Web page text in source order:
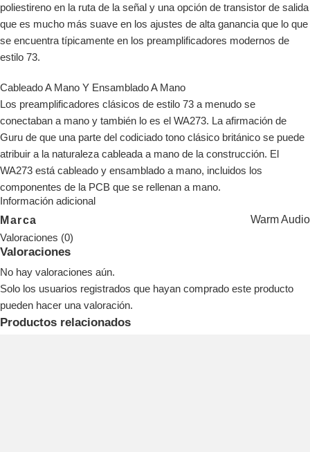
poliestireno en la ruta de la señal y una opción de transistor de salida
que es mucho más suave en los ajustes de alta ganancia que lo que
se encuentra típicamente en los preamplificadores modernos de
estilo 73.
Cableado A Mano Y Ensamblado A Mano
Los preamplificadores clásicos de estilo 73 a menudo se
conectaban a mano y también lo es el WA273. La afirmación de
Guru de que una parte del codiciado tono clásico británico se puede
atribuir a la naturaleza cableada a mano de la construcción. El
WA273 está cableado y ensamblado a mano, incluidos los
componentes de la PCB que se rellenan a mano.
Información adicional
Marca Warm Audio
Valoraciones (0)
Valoraciones
No hay valoraciones aún.
Solo los usuarios registrados que hayan comprado este producto
pueden hacer una valoración.
Productos relacionados